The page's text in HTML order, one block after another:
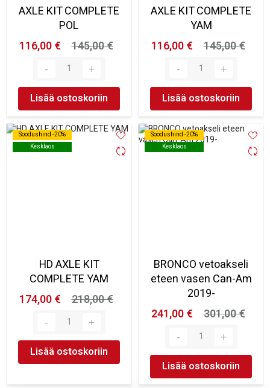
AXLE KIT COMPLETE
POL
116,00 €
145,00 €
Lisää ostoskoriin
AXLE KIT COMPLETE
YAM
116,00 €
145,00 €
Lisää ostoskoriin
Soodushind -20%
Kesklaos
Soodushind -20%
Kesklaos
HD AXLE KIT
COMPLETE YAM
174,00 €
218,00 €
Lisää ostoskoriin
Soodushind -20%
Kesklaos
Soodushind -20%
Kesklaos
BRONCO vetoakseli
eteen vasen Can-Am
2019-
241,00 €
301,00 €
Lisää ostoskoriin